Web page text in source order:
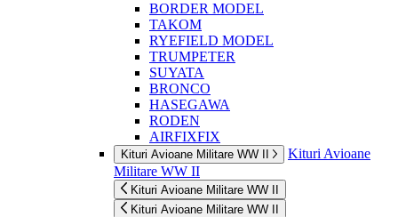
BORDER MODEL
TAKOM
RYEFIELD MODEL
TRUMPETER
SUYATA
BRONCO
HASEGAWA
RODEN
AIRFIXFIX
Kituri Avioane Militare WW II
Kituri Avioane
Militare WW II
Kituri Avioane Militare WW II
Kituri Avioane Militare WW II